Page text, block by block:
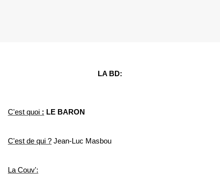
LA BD:
C'est quoi : LE BARON
C'est de qui ? Jean-Luc Masbou
La Couv':